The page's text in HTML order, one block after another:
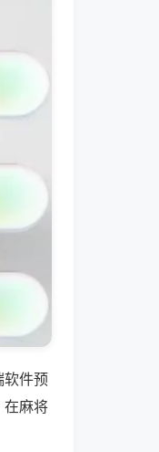
软件预
在麻将